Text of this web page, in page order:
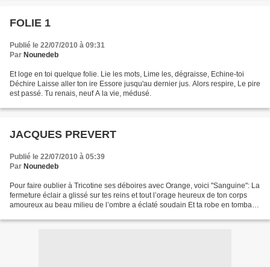
FOLIE 1
Publié le 22/07/2010 à 09:31
Par Nounedeb
Et loge en toi quelque folie. Lie les mots, Lime les, dégraisse, Echine-toi
Déchire Laisse aller ton ire Essore jusqu'au dernier jus. Alors respire, Le pire
est passé. Tu renais, neuf A la vie, médusé.
JACQUES PREVERT
Publié le 22/07/2010 à 05:39
Par Nounedeb
Pour faire oublier à Tricotine ses déboires avec Orange, voici "Sanguine": La
fermeture éclair a glissé sur tes reins et tout l’orage heureux de ton corps
amoureux au beau milieu de l’ombre a éclaté soudain Et ta robe en tombant